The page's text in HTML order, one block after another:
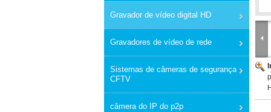
Gravador de vídeo digital HD
Gravadores de vídeo de rede
Sistemas de câmeras de segurança
CFTV
câmera do IP do p2p